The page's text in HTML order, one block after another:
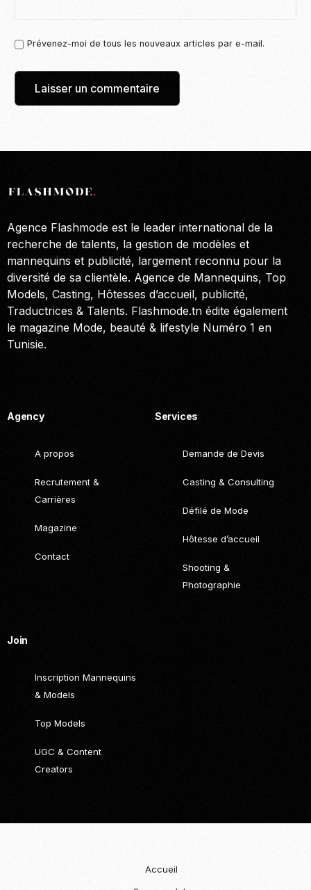
Prévenez-moi de tous les nouveaux articles par e-mail.
Agence Flashmode est le leader international de la
recherche de talents, la gestion de modèles et
mannequins et publicité, largement reconnu pour la
diversité de sa clientèle. Agence de Mannequins, Top
Models, Casting, Hôtesses d’accueil, publicité,
Traductrices & Talents. Flashmode.tn édite également
le magazine Mode, beauté & lifestyle Numéro 1 en
Tunisie.
Agency
A propos
Recrutement &
Carrières
Magazine
Contact
Services
Demande de Devis
Casting & Consulting
Défilé de Mode
Hôtesse d’accueil
Shooting &
Photographie
Join
Inscription Mannequins
& Models
Top Models
UGC & Content
Creators
Accueil